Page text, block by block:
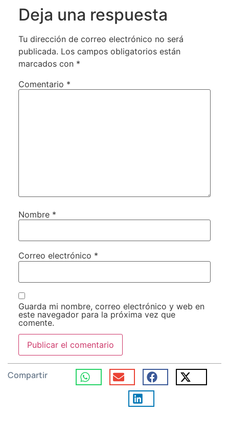
Deja una respuesta
Tu dirección de correo electrónico no será
publicada. Los campos obligatorios están
marcados con *
Comentario *
Nombre *
Correo electrónico *
Guarda mi nombre, correo electrónico y web en
este navegador para la próxima vez que
comente.
Compartir